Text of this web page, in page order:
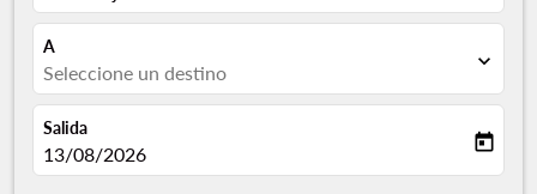
A
Seleccione un destino expand_more
Salida
fc-booking-departure-date-aria-label
13/08/2026 today